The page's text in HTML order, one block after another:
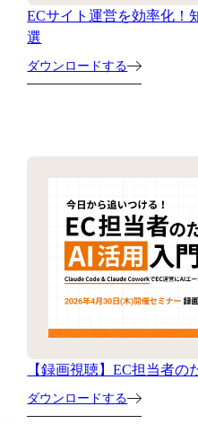
ECサイト運営を効率化！
選
ダウンロードする
【録画視聴】EC担当者
ダウンロードする